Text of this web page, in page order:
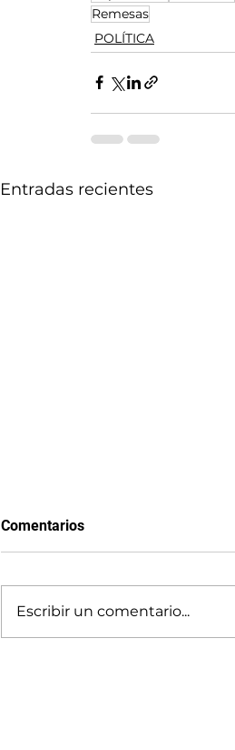
Remesas
POLÍTICA
Entradas recientes
Comentarios
Escribir un comentario...